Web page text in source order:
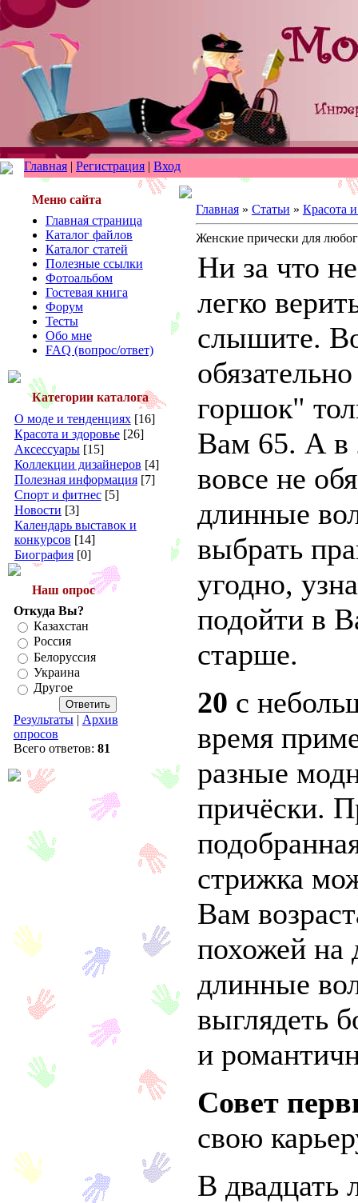
Главная | Регистрация | Вход
Меню сайта
Главная страница
Каталог файлов
Каталог статей
Полезные ссылки
Фотоальбом
Гостевая книга
Форум
Тесты
Обо мне
FAQ (вопрос/ответ)
Категории каталога
О моде и тенденциях [16]
Красота и здоровье [26]
Аксессуары [15]
Коллекции дизайнеров [4]
Полезная информация [7]
Спорт и фитнес [5]
Новости [3]
Календарь выставок и
конкурсов [14]
Биография [0]
Наш опрос
Откуда Вы?
Казахстан
Россия
Белоруссия
Украина
Другое
Результаты| Архив
опросов
Всего ответов: 81
Главная» Статьи » Красота
Женские прически для
Ни за что
легко
слышите.
горшок"
Вам 65. А в
вовсе не
длинные
выбрать
угодно,
подойти в
старше.
20 с
время
разные
причёски.
стрижка
Вам
похожей на
длинные
выглядеть
и
Совет
свою
В двадцать